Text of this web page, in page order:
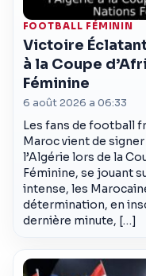
FOOTBALL FÉMININ
Victoire
à la Coupe
Féminine
6 août 2026 a 06:33
Les fans de football
Maroc vient de
l’Algérie lors de la
Féminine, se jouant
intense, les
détermination, en
dernière minute, […]